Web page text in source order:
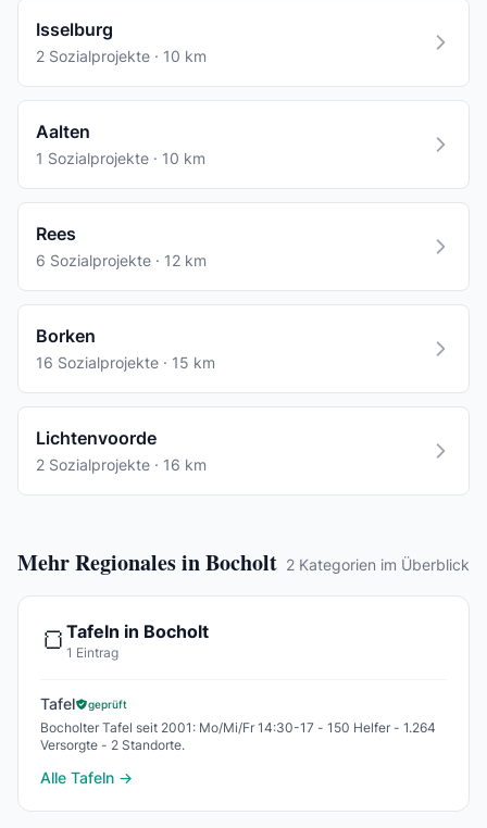
Isselburg
2 Sozialprojekte · 10 km
Aalten
1 Sozialprojekte · 10 km
Rees
6 Sozialprojekte · 12 km
Borken
16 Sozialprojekte · 15 km
Lichtenvoorde
2 Sozialprojekte · 16 km
Mehr Regionales in Bocholt 2 Kategorien im Überblick
🍞 Tafeln in Bocholt
1 Eintrag
Tafel geprüft
Bocholter Tafel seit 2001: Mo/Mi/Fr 14:30-17 - 150 Helfer - 1.264
Versorgte - 2 Standorte.
Alle Tafeln →